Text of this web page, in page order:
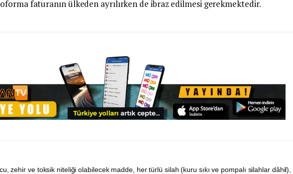
faturanın ülkeden ayrılırken de ibraz edilmesi gerekmektedir.
zehir ve toksik niteliği olabilecek madde, her türlü silah (kuru sıkı ve pompalı silahlar dâhil),